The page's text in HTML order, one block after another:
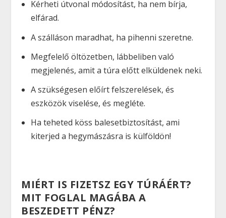
Kérheti útvonal módosítást, ha nem bírja,
elfárad.
A szálláson maradhat, ha pihenni szeretne.
Megfelelő öltözetben, lábbeliben való
megjelenés, amit a túra előtt elküldenek neki.
A szükségesen előírt felszerelések, és
eszközök viselése, és megléte.
Ha teheted köss balesetbiztosítást, ami
kiterjed a hegymászásra is külföldön!
MIÉRT IS FIZETSZ EGY TÚRÁÉRT?
MIT FOGLAL MAGÁBA A
BESZEDETT PÉNZ?